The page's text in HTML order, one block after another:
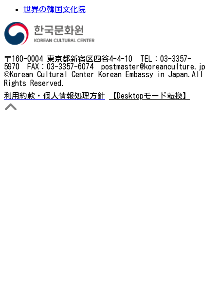
世界の韓国文化院
〒160-0004 東京都新宿区四谷4-4-10 TEL：03-3357-
5970 FAX：03-3357-6074 postmaster@koreanculture.jp
©Korean Cultural Center Korean Embassy in Japan.All
Rights Reserved.
利用約款・個人情報処理方針
【Desktopモード転換】